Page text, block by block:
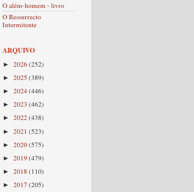
O além-homem - livro
O Ressurrecto
Intermitente
ARQUIVO
► 2026(252)
► 2025 (389)
► 2024(446)
► 2023 (462)
► 2022(438)
► 2021 (523)
► 2020(575)
► 2019(479)
► 2018 (110)
► 2017 (205)